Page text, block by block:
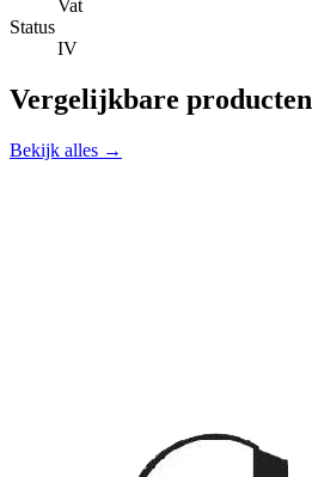
Vat
Status
IV
Vergelijkbare producten
Bekijk alles →